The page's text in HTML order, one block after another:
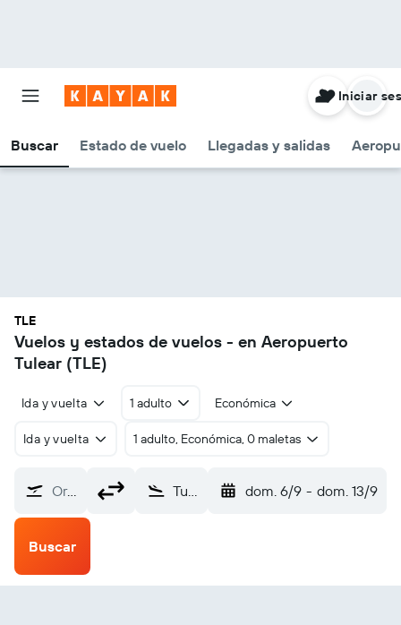
Buscar Estado de vuelo Llegadas y salidas
Iniciar
TLE
Vuelos y estados de vuelos - en Aeropuerto
Tulear (TLE)
Ida y vuelta 1 adulto Económica
Ida y vuelta 1 adulto, Económica, 0 maletas
Origen Tulear (TLE) dom. 6/9 - dom. 13/9
Buscar